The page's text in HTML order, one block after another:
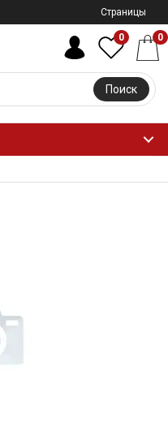
Страницы
Поиск
0 0